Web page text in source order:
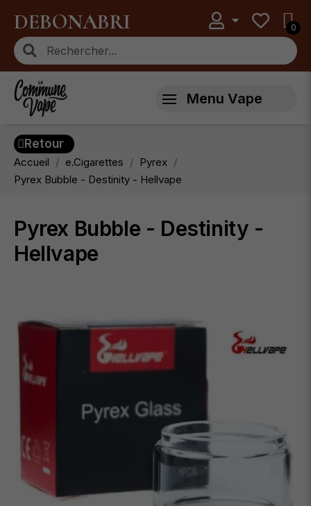
DEBONABRI
Menu Vape
Retour
Accueil e.Cigarettes
Pyrex
Pyrex Bubble - Destinity - Hellvape
Pyrex Bubble - Destinity -
Hellvape